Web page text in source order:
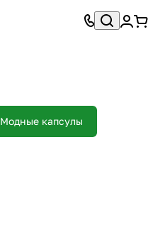
Модные капсулы